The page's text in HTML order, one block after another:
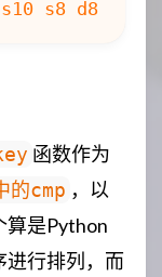
函数作为
的cmp ，以
算是Python
进行排列，而